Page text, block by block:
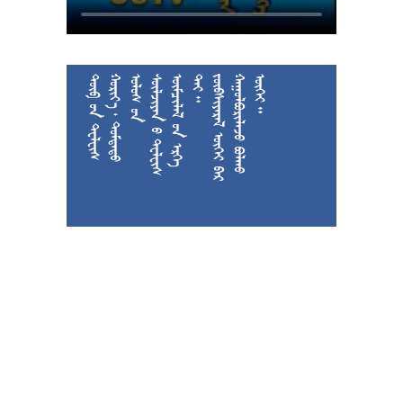

































































  






































 